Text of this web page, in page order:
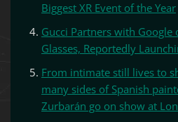
Biggest XR Event of the Year
Gucci Partners with Google
Glasses, Reportedly
From intimate still lives to
many sides of Spanish
Zurbarán go on show at